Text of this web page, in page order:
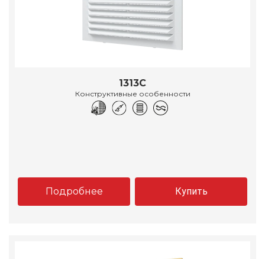
1313С
Конструктивные особенности
Подробнее Купить